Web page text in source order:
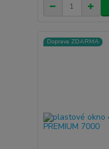
Doprava ZDARMA